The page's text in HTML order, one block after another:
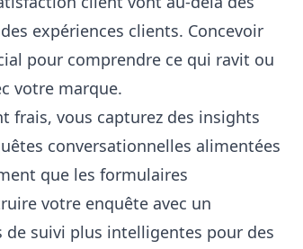
expériences clients. Concevoir
pour comprendre ce qui ravit ou
votre marque.
frais, vous capturez des insights
conversationnelles alimentées
que les formulaires
votre enquête avec un
de suivi plus intelligentes pour des